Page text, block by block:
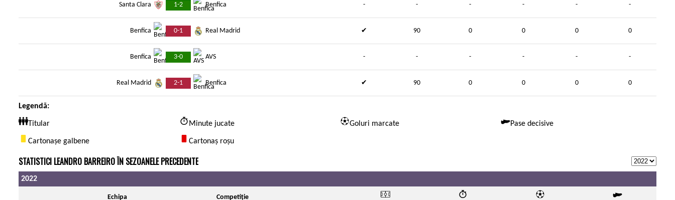
Santa Clara 1-2 Benfica - - - - - -
Benfica 0-1 Real Madrid ✔ 90 0 0 0 0
Benfica 3-0 AVS - - - - - -
Real Madrid 2-1 Benfica ✔ 90 0 0 0 0
Legendă:
Titular Minute jucate Goluri marcate Pase decisive
Cartonașe galbene Cartonaș roșu
STATISTICI LEANDRO BARREIRO ÎN SEZOANELE PRECEDENTE
2022
Echipa Competiție